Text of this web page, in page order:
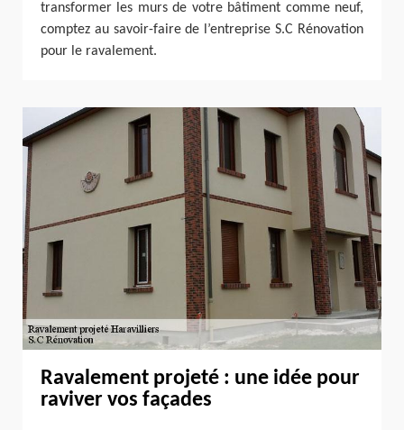
transformer les murs de votre bâtiment comme neuf,
comptez au savoir-faire de l’entreprise S.C Rénovation
pour le ravalement.
Ravalement projeté : une idée pour
raviver vos façades